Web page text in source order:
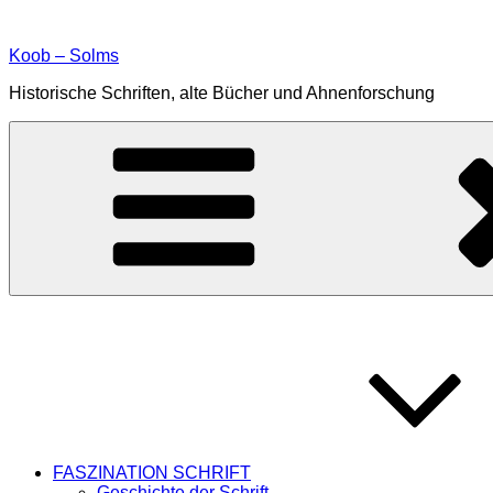
springen
Koob – Solms
Historische Schriften, alte Bücher und Ahnenforschung
FASZINATION SCHRIFT